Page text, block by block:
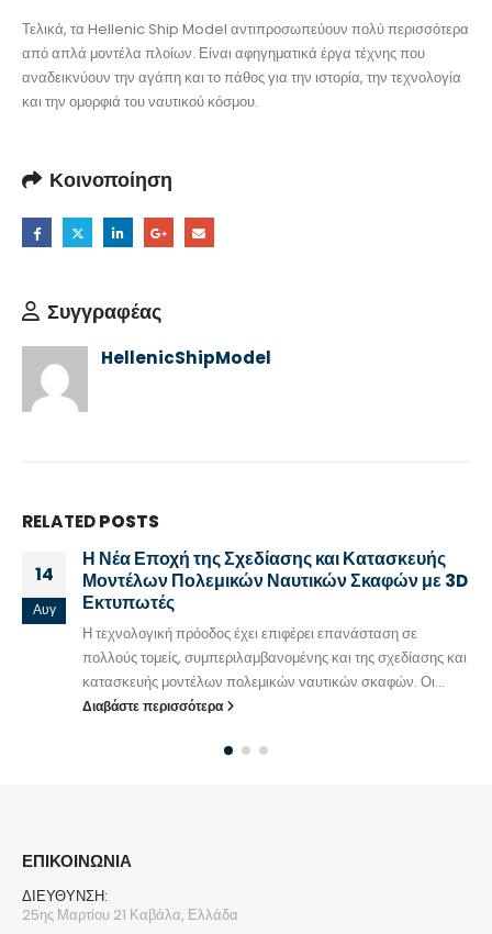
Τελικά, τα Hellenic Ship Model αντιπροσωπεύουν πολύ περισσότερα
από απλά μοντέλα πλοίων. Είναι αφηγηματικά έργα τέχνης που
αναδεικνύουν την αγάπη και το πάθος για την ιστορία, την τεχνολογία
και την ομορφιά του ναυτικού κόσμου.
Κοινοποίηση
Συγγραφέας
HellenicShipModel
RELATEDPOSTS
14
Αυγ
Η Νέα Εποχή της Σχεδίασης και Κατασκευής
Μοντέλων Πολεμικών Ναυτικών Σκαφών με 3D
Εκτυπωτές
Η τεχνολογική πρόοδος έχει επιφέρει επανάσταση σε
πολλούς τομείς, συμπεριλαμβανομένης και της σχεδίασης και
κατασκευής μοντέλων πολεμικών ναυτικών σκαφών. Οι...
Διαβάστε περισσότερα
ΕΠΙΚΟΙΝΩΝΊΑ
ΔΙΕΎΘΥΝΣΗ:
25ης Μαρτίου 21 Καβάλα, Ελλάδα